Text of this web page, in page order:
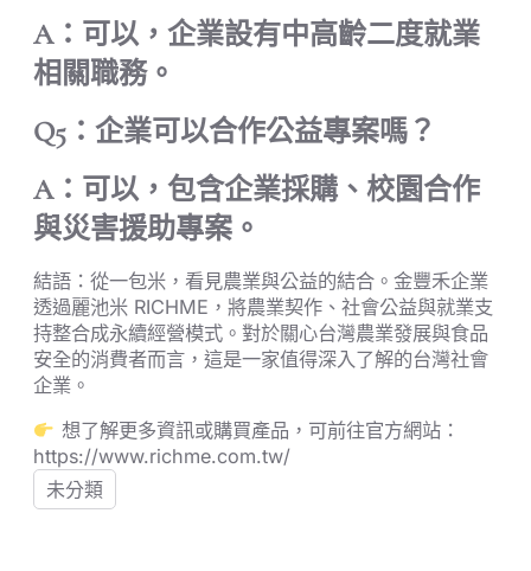
A：可以，企業設有中高齡二度就業
相關職務。
Q5：企業可以合作公益專案嗎？
A：可以，包含企業採購、校園合作
與災害援助專案。
結語：從一包米，看見農業與公益的結合。金豐禾企業
透過麗池米 RICHME，將農業契作、社會公益與就業支
持整合成永續經營模式。對於關心台灣農業發展與食品
安全的消費者而言，這是一家值得深入了解的台灣社會
企業。
想了解更多資訊或購買產品，可前往官方網站：
https://www.richme.com.tw/
未分類